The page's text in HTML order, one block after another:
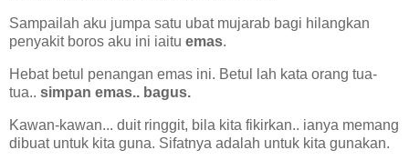
Sampailah aku jumpa satu ubat mujarab bagi hilangkan
penyakit boros aku ini iaitu emas.
Hebat betul penangan emas ini. Betul lah kata orang tua-
tua.. simpan emas.. bagus.
Kawan-kawan... duit ringgit, bila kita fikirkan.. ianya memang
dibuat untuk kita guna. Sifatnya adalah untuk kita gunakan.